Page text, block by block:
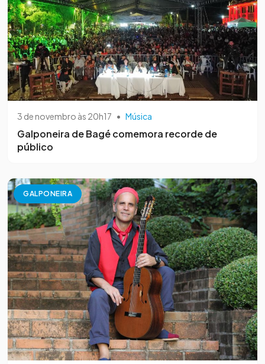
3 de novembro às 20h17 • Música
Galponeira de Bagé comemora recorde de
público
GALPONEIRA